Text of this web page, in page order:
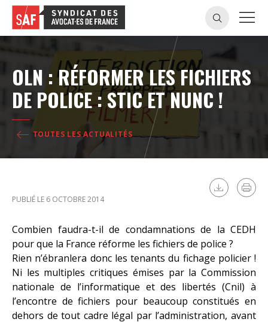
OLN : RÉFORMER LES FICHIERS
DE POLICE : STIC ET NUNC !
TOUTES LES ACTUALITÉS
PUBLIÉ LE 6 OCTOBRE 2014
Combien faudra-t-il de condamnations de la CEDH
pour que la France réforme les fichiers de police ?
Rien n’ébranlera donc les tenants du fichage policier !
Ni les multiples critiques émises par la Commission
nationale de l’informatique et des libertés (Cnil) à
l’encontre de fichiers pour beaucoup constitués en
dehors de tout cadre légal par l’administration, avant